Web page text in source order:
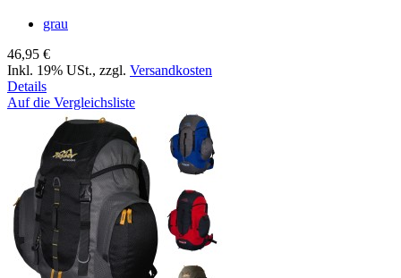
grau
46,95 €
Inkl. 19% USt., zzgl. Versandkosten
Details
Auf die Vergleichsliste